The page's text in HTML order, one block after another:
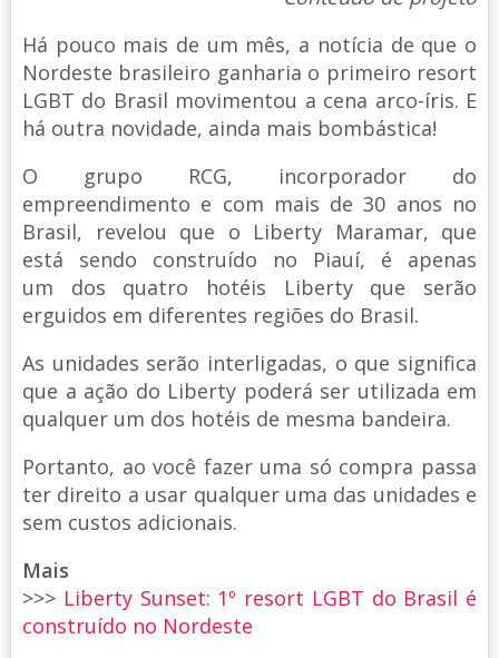
Há pouco mais de um mês, a notícia de que o
Nordeste brasileiro ganharia o primeiro resort
LGBT do Brasil movimentou a cena arco-íris. E
há outra novidade, ainda mais bombástica!
O grupo RCG, incorporador do
empreendimento e com mais de 30 anos no
Brasil, revelou que o Liberty Maramar, que
está sendo construído no Piauí, é apenas
um dos quatro hotéis Liberty que serão
erguidos em diferentes regiões do Brasil.
As unidades serão interligadas, o que significa
que a ação do Liberty poderá ser utilizada em
qualquer um dos hotéis de mesma bandeira.
Portanto, ao você fazer uma só compra passa
ter direito a usar qualquer uma das unidades e
sem custos adicionais.
Mais
>>> Liberty Sunset: 1º resort LGBT do Brasil é
construído no Nordeste